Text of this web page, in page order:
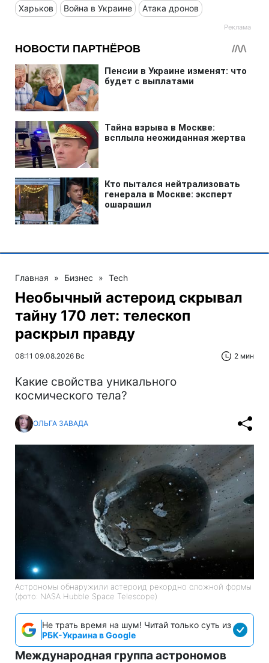
Харьков Война в Украине Атака дронов
Главная » Бизнес » Tech
Необычный астероид скрывал
тайну 170 лет: телескоп
раскрыл правду
08:11 09.08.2026 Вс 2 мин
Какие свойства уникального
космического тела?
ОЛЬГА ЗАВАДА
Астрономы обнаружили астероид рекордно сложной формы
(фото: NASA Hubble Space Telescope)
Не трать время на шум! Читай только суть из
РБК-Украина в Google
Международная группа астрономов